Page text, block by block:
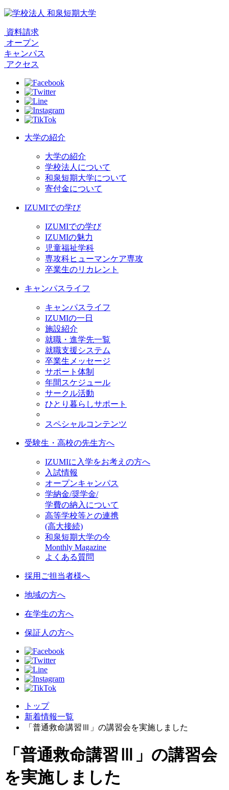
資料請求
オープン
キャンパス
アクセス
大学の紹介
大学の紹介
学校法人について
和泉短期大学について
寄付金について
IZUMIでの学び
IZUMIでの学び
IZUMIの魅力
児童福祉学科
専攻科ヒューマンケア専攻
卒業生のリカレント
キャンパスライフ
キャンパスライフ
IZUMIの一日
施設紹介
就職・進学先一覧
就職支援システム
卒業生メッセージ
サポート体制
年間スケジュール
サークル活動
ひとり暮らしサポート
スペシャルコンテンツ
受験生・高校の先生方へ
IZUMIに入学をお考えの方へ
入試情報
オープンキャンパス
学納金/奨学金/
学費の納入について
高等学校等との連携
(高大接続)
和泉短期大学の今
Monthly Magazine
よくある質問
採用ご担当者様へ
地域の方へ
在学生の方へ
保証人の方へ
トップ
新着情報一覧
「普通救命講習Ⅲ」の講習会を実施しました
「普通救命講習Ⅲ」の講習会
を実施しました